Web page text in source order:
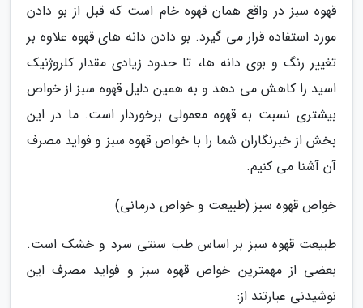
قهوه سبز در واقع همان قهوه خام است که قبل از بو دادن
مورد استفاده قرار می گیرد. بو دادن دانه های قهوه علاوه بر
تغییر رنگ و بوی دانه ها، تا حدود زیادی مقدار کلروژنیک
اسید را کاهش می دهد و به همین دلیل قهوه سبز از خواص
بیشتری نسبت به قهوه معمولی برخوردار است. ما در این
بخش از خبرنگاران شما را با خواص قهوه سبز و فواید مصرف
آن آشنا می کنیم.
خواص قهوه سبز (طبیعت و خواص درمانی)
طبیعت قهوه سبز بر اساس طب سنتی سرد و خشک است.
بعضی از مهمترین خواص قهوه سبز و فواید مصرف این
نوشیدنی عبارتند از: